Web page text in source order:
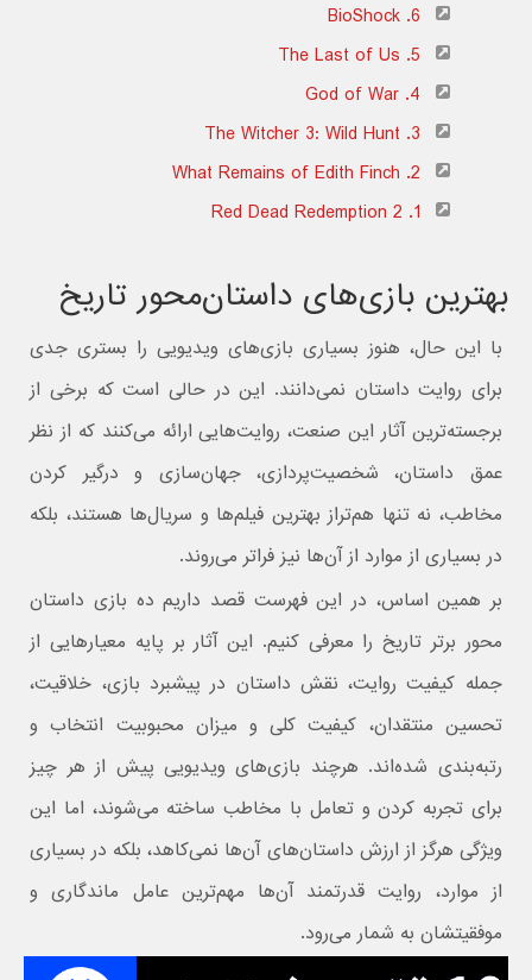
6. BioShock
5. The Last of Us
4. God of War
3. The Witcher 3: Wild Hunt
2. What Remains of Edith Finch
1. Red Dead Redemption 2
بهترین بازی‌های داستان‌محور تاریخ
با این حال، هنوز بسیاری بازی‌های ویدیویی را بستری جدی
برای روایت داستان نمی‌دانند. این در حالی است که برخی از
برجسته‌ترین آثار این صنعت، روایت‌هایی ارائه می‌کنند که از نظر
عمق داستان، شخصیت‌پردازی، جهان‌سازی و درگیر کردن
مخاطب، نه‌ تنها هم‌تراز بهترین فیلم‌ها و سریال‌ها هستند، بلکه
در بسیاری از موارد از آن‌ها نیز فراتر می‌روند.
بر همین اساس، در این فهرست قصد داریم ده بازی داستان‌
محور برتر تاریخ را معرفی کنیم. این آثار بر پایه معیارهایی از
جمله کیفیت روایت، نقش داستان در پیشبرد بازی، خلاقیت،
تحسین منتقدان، کیفیت کلی و میزان محبوبیت انتخاب و
رتبه‌بندی شده‌اند. هرچند بازی‌های ویدیویی پیش از هر چیز
برای تجربه کردن و تعامل با مخاطب ساخته می‌شوند، اما این
ویژگی هرگز از ارزش داستان‌های آن‌ها نمی‌کاهد، بلکه در بسیاری
از موارد، روایت قدرتمند آن‌ها مهم‌ترین عامل ماندگاری و
موفقیتشان به شمار می‌رود.